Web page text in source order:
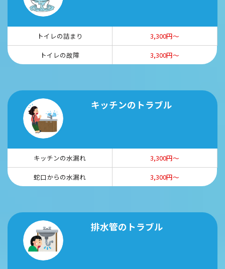
トイレの詰まり
3,300円～
トイレの故障
3,300円～
キッチンのトラブル
キッチンの水漏れ
3,300円～
蛇口からの水漏れ
3,300円～
排水管のトラブル